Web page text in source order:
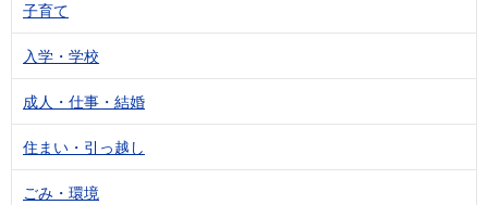
子育て
入学・学校
成人・仕事・結婚
住まい・引っ越し
ごみ・環境